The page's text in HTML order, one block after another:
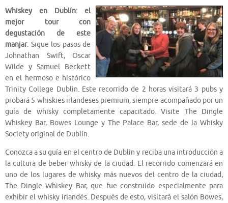
Whiskey en Dublín: el
mejor tour con
degustación de este
manjar. Sigue los pasos de
Johnathan Swift, Oscar
Wilde y Samuel Beckett
en el hermoso e histórico
Trinity College Dublin. Este recorrido de 2 horas visitará 3 pubs y
probará 5 whiskies irlandeses premium, siempre acompañado por un
guía de whisky completamente capacitado. Visite The Dingle
Whiskey Bar, Bowes Lounge y The Palace Bar, sede de la Whisky
Society original de Dublín.
Conozca a su guía en el centro de Dublín y reciba una introducción a
la cultura de beber whisky de la ciudad. El recorrido comenzará en
uno de los lugares de whisky más nuevos del centro de la ciudad,
The Dingle Whiskey Bar, que fue construido especialmente para
exhibir el whisky irlandés. Después de esto, visitará el salón Bowes,